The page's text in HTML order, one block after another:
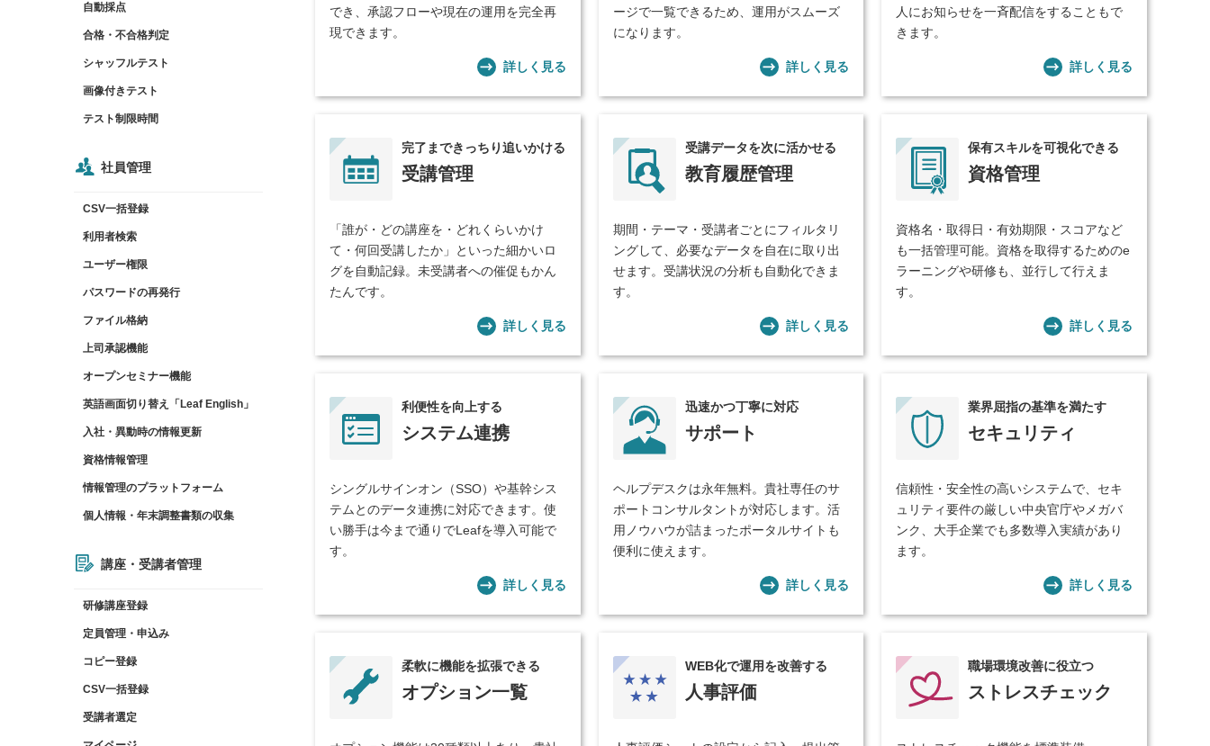
でき、承認フローや現在の運用を完全再
現できます。
詳しく見る
ージで一覧できるため、運用がスムーズ
になります。
詳しく見る
人にお知らせを一斉配信をすることもで
きます。
詳しく見る
完了まできっちり追いかける
受講管理
「誰が・どの講座を・どれくらいかけ
て・何回受講したか」といった細かいロ
グを自動記録。未受講者への催促もかん
たんです。
詳しく見る
受講データを次に活かせる
教育履歴管理
期間・テーマ・受講者ごとにフィルタリ
ングして、必要なデータを自在に取り出
せます。受講状況の分析も自動化できま
す。
詳しく見る
保有スキルを可視化できる
資格管理
資格名・取得日・有効期限・スコアなど
も一括管理可能。資格を取得するためのe
ラーニングや研修も、並行して行えま
す。
詳しく見る
利便性を向上する
システム連携
シングルサインオン（SSO）や基幹シス
テムとのデータ連携に対応できます。使
い勝手は今まで通りでLeafを導入可能で
す。
詳しく見る
迅速かつ丁寧に対応
サポート
ヘルプデスクは永年無料。貴社専任のサ
ポートコンサルタントが対応します。活
用ノウハウが詰まったポータルサイトも
便利に使えます。
詳しく見る
業界屈指の基準を満たす
セキュリティ
信頼性・安全性の高いシステムで、セキ
ュリティ要件の厳しい中央官庁やメガバ
ンク、大手企業でも多数導入実績があり
ます。
詳しく見る
柔軟に機能を拡張できる
オプション一覧
WEB化で運用を改善する
人事評価
職場環境改善に役立つ
ストレスチェック
自動採点
合格・不合格判定
シャッフルテスト
画像付きテスト
テスト制限時間
社員管理
CSV一括登録
利用者検索
ユーザー権限
パスワードの再発行
ファイル格納
上司承認機能
オープンセミナー機能
英語画面切り替え「Leaf English」
入社・異動時の情報更新
資格情報管理
情報管理のプラットフォーム
個⼈情報・年末調整書類の収集
講座・受講者管理
研修講座登録
定員管理・申込み
コピー登録
CSV一括登録
受講者選定